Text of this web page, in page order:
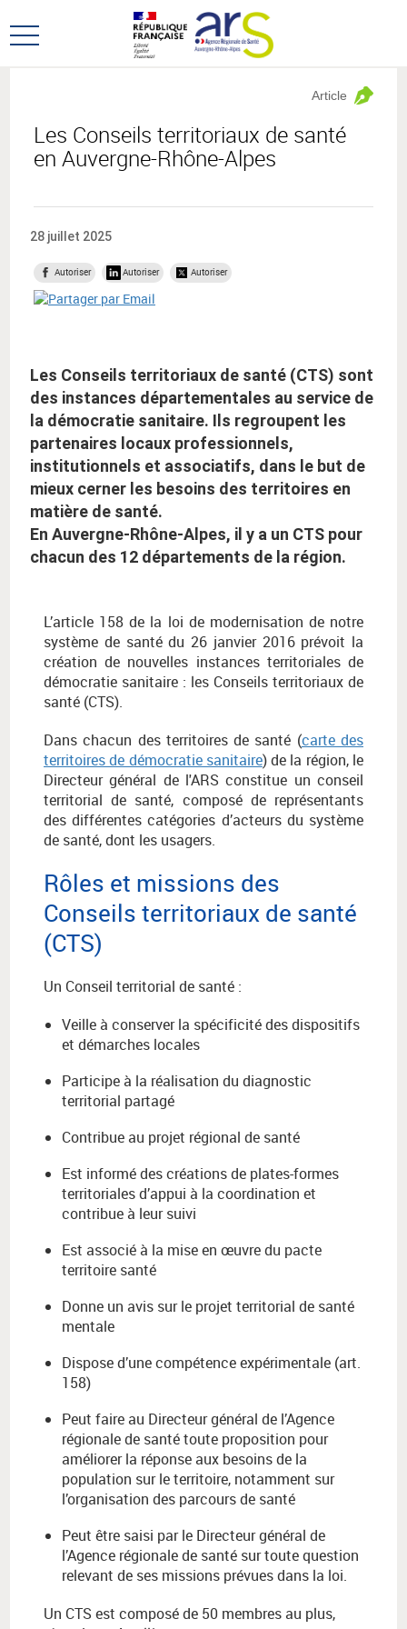
au
menu
au
contenu
Ouvrir
Les Conseils territoriaux de santé
en Auvergne-Rhône-Alpes
Article
28 juillet 2025
Autoriser Autoriser Autoriser
Les Conseils territoriaux de santé (CTS) sont
des instances départementales au service de
la démocratie sanitaire. Ils regroupent les
partenaires locaux professionnels,
institutionnels et associatifs, dans le but de
mieux cerner les besoins des territoires en
matière de santé.
En Auvergne-Rhône-Alpes, il y a un CTS pour
chacun des 12 départements de la région.
L’article 158 de la loi de modernisation de notre
système de santé du 26 janvier 2016 prévoit la
création de nouvelles instances territoriales de
démocratie sanitaire : les Conseils territoriaux de
santé (CTS).
Dans chacun des territoires de santé (carte des
territoires de démocratie sanitaire) de la région, le
Directeur général de l'ARS constitue un conseil
territorial de santé, composé de représentants
des différentes catégories d’acteurs du système
de santé, dont les usagers.
Rôles et missions des
Conseils territoriaux de santé
(CTS)
Un Conseil territorial de santé :
Veille à conserver la spécificité des dispositifs
et démarches locales
Participe à la réalisation du diagnostic
territorial partagé
Contribue au projet régional de santé
Est informé des créations de plates-formes
territoriales d’appui à la coordination et
contribue à leur suivi
Est associé à la mise en œuvre du pacte
territoire santé
Donne un avis sur le projet territorial de santé
mentale
Dispose d’une compétence expérimentale (art.
158)
Peut faire au Directeur général de l’Agence
régionale de santé toute proposition pour
améliorer la réponse aux besoins de la
population sur le territoire, notamment sur
l’organisation des parcours de santé
Peut être saisi par le Directeur général de
l’Agence régionale de santé sur toute question
relevant de ses missions prévues dans la loi.
Un CTS est composé de 50 membres au plus,